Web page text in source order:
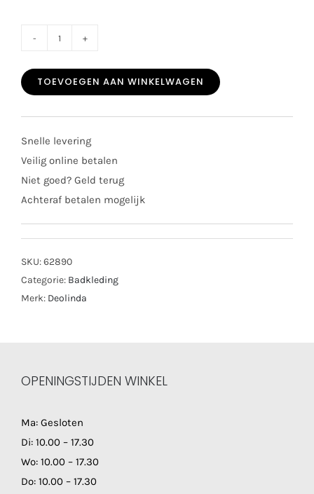
girls
badpak
aantal
TOEVOEGEN AAN WINKELWAGEN
Snelle levering
Veilig online betalen
Niet goed? Geld terug
Achteraf betalen mogelijk
SKU:62890
Categorie: Badkleding
Merk: Deolinda
OPENINGSTIJDEN WINKEL
Ma: Gesloten
Di: 10.00 – 17.30
Wo: 10.00 – 17.30
Do: 10.00 – 17.30